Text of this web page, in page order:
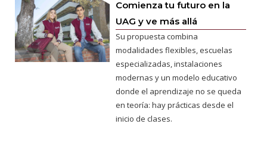
Comienza tu futuro en la
UAG y ve más allá
Su propuesta combina
modalidades flexibles, escuelas
especializadas, instalaciones
modernas y un modelo educativo
donde el aprendizaje no se queda
en teoría: hay prácticas desde el
inicio de clases.